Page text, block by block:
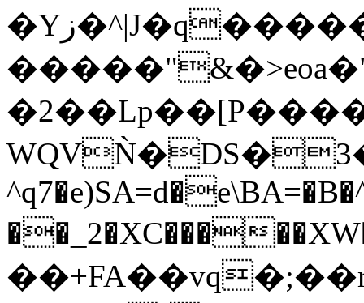
�Yز�^|J�q������i����T��Y1�a˦3��r��^�n��K^��zq��N�)��ƣ���ҫ`6i�2DSX��*=��Fq��M�8�_������l�l�|qT�vo�Q���{��(�k4��bhf�;0��r��U˷�rI7���@��IM
��_2�XC���